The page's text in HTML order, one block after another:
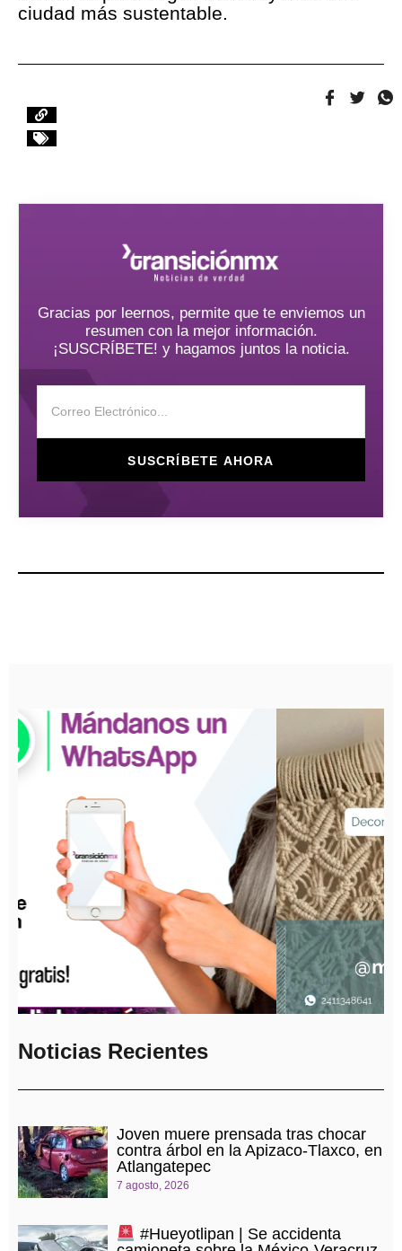
ciudad más sustentable.
Gracias por leernos, permite que te enviemos un
resumen con la mejor información.
¡SUSCRÍBETE! y hagamos juntos la noticia.
SUSCRÍBETE AHORA
Noticias Recientes
Joven muere prensada tras chocar
contra árbol en la Apizaco-Tlaxco, en
Atlangatepec
7 agosto, 2026
#Hueyotlipan | Se accidenta